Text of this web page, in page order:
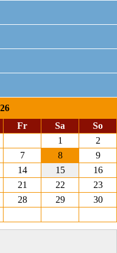
Freitag Sa So
1
2
7 8
9
14 15
16
21 22
23
28 29
30